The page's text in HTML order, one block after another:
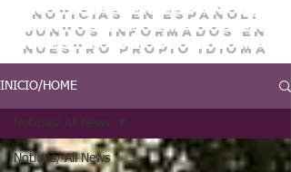
NOTICIAS EN ESPAÑOL:
JUNTOS INFORMADOS EN
NUESTRO PROPIO IDIOMA
INICIO/HOME
Noticias/ All News
Noticias/ All News